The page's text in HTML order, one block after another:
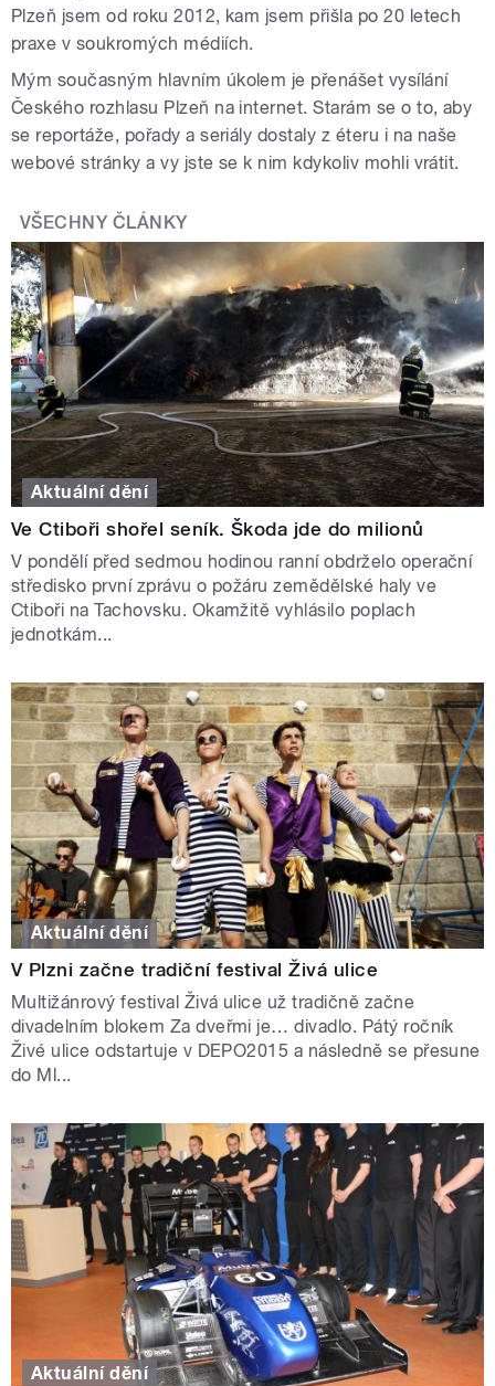
Plzeň jsem od roku 2012, kam jsem přišla po 20 letech
praxe v soukromých médiích.
Mým současným hlavním úkolem je přenášet vysílání
Českého rozhlasu Plzeň na internet. Starám se o to, aby
se reportáže, pořady a seriály dostaly z éteru i na naše
webové stránky a vy jste se k nim kdykoliv mohli vrátit.
VŠECHNY ČLÁNKY
Aktuální dění
Ve Ctiboři shořel seník. Škoda jde do milionů
V pondělí před sedmou hodinou ranní obdrželo operační
středisko první zprávu o požáru zemědělské haly ve
Ctiboři na Tachovsku. Okamžitě vyhlásilo poplach
jednotkám...
Aktuální dění
V Plzni začne tradiční festival Živá ulice
Multižánrový festival Živá ulice už tradičně začne
divadelním blokem Za dveřmi je… divadlo. Pátý ročník
Živé ulice odstartuje v DEPO2015 a následně se přesune
do Ml...
Aktuální dění